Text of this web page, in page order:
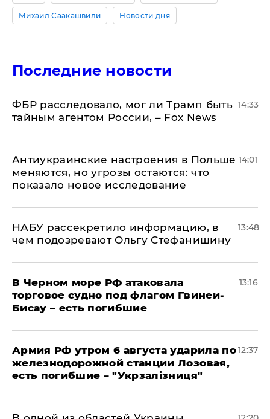
Михаил Саакашвили Новости дня
Последние новости
ФБР расследовало, мог ли Трамп быть
тайным агентом России, – Fox News
14:33
Антиукраинские настроения в Польше
меняются, но угрозы остаются: что
показало новое исследование
14:01
НАБУ рассекретило информацию, в
чем подозревают Ольгу Стефанишину
13:48
В Черном море РФ атаковала
торговое судно под флагом Гвинеи-
Бисау – есть погибшие
13:16
Армия РФ утром 6 августа ударила по
железнодорожной станции Лозовая,
есть погибшие – "Укрзалізниця"
12:37